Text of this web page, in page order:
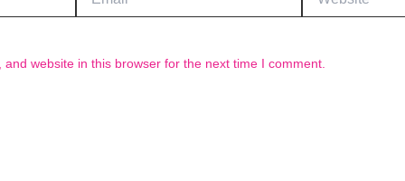
and website in this browser for the next time I comment.